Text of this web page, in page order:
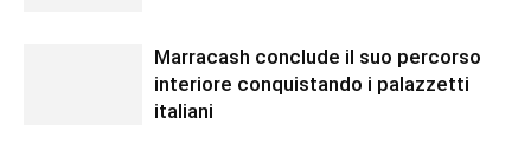
Marracash conclude il suo percorso
interiore conquistando i palazzetti
italiani